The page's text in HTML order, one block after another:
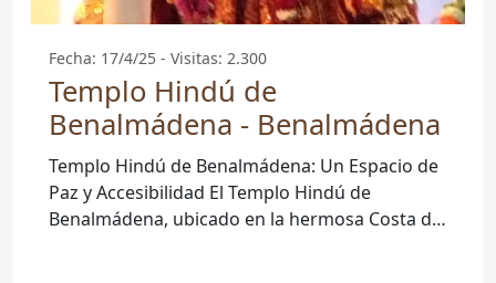
Fecha: 17/4/25 - Visitas: 2.300
Templo Hindú de
Benalmádena - Benalmádena
Templo Hindú de Benalmádena: Un Espacio de
Paz y Accesibilidad El Templo Hindú de
Benalmádena, ubicado en la hermosa Costa del